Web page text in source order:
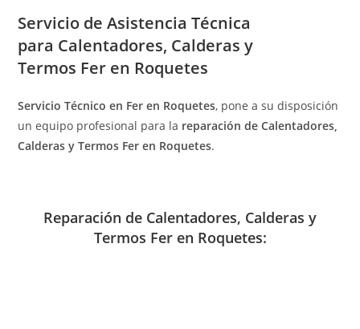
Servicio de Asistencia Técnica
para Calentadores, Calderas y
Termos Fer en Roquetes
Servicio Técnico en Fer en Roquetes, pone a su disposición
un equipo profesional para la reparación de Calentadores,
Calderas y Termos Fer en Roquetes.
Reparación de Calentadores, Calderas y
Termos Fer en Roquetes: